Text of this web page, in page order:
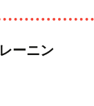
ーニン